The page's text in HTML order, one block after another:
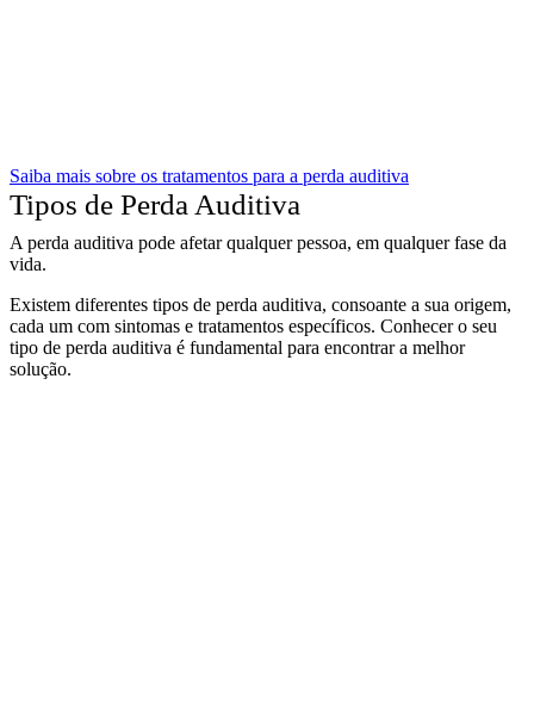
Saiba mais sobre os tratamentos para a perda auditiva
Tipos de Perda Auditiva
A perda auditiva pode afetar qualquer pessoa, em qualquer fase da
vida.
Existem diferentes tipos de perda auditiva, consoante a sua origem,
cada um com sintomas e tratamentos específicos. Conhecer o seu
tipo de perda auditiva é fundamental para encontrar a melhor
solução.